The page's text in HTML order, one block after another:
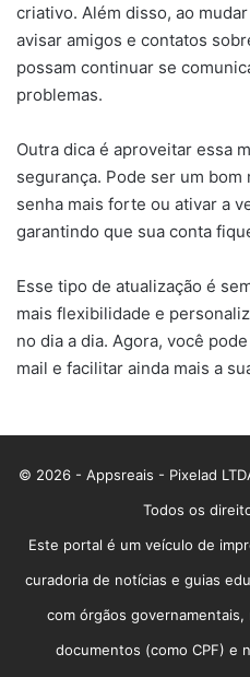
criativo. Além disso, ao
avisar amigos e contatos
possam continuar se
problemas.
Outra dica é aproveitar essa
segurança. Pode ser um
senha mais forte ou ativar a
garantindo que sua conta
Esse tipo de atualização é
mais flexibilidade e
no dia a dia. Agora, você
mail e facilitar ainda mais a
© 2026 - Appsreais - Pixelad
Todos os
Este portal é um veículo de
curadoria de notícias e guias
com órgãos
documentos (como CPF) e